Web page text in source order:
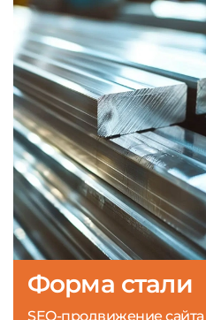
Форма стали
SEO-продвижение